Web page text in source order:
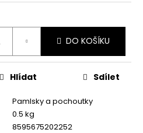
DO KOŠÍKU
Pamlsky a pochoutky
0.5 kg
8595675202252
Hlídat Sdílet